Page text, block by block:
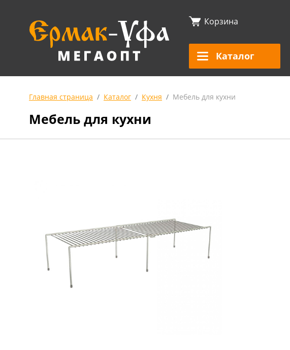
Корзина
Каталог
Главная страница Каталог Кухня Мебель для кухни
Мебель для кухни